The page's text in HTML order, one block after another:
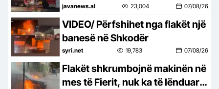
Shkodër, shmangen pasojat në
njerëz
javanews.al 23,004 07/08/26
VIDEO/ Përfshihet nga flakët një
banesë në Shkodër
syri.net 19,783 07/08/26
Flakët shkrumbojnë makinën në
mes të Fierit, nuk ka të lënduar!